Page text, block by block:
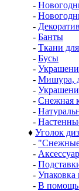
-
-
-
- Банты
- Ткани
- Бусы
-
- Мишура,
-
- Снежная
-
-
♦ Уголок
-
-
-
- Упаковка
- В помощь